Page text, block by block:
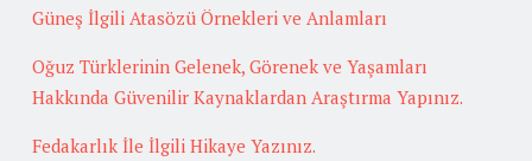
Güneş İlgili Atasözü Örnekleri ve Anlamları
Oğuz Türklerinin Gelenek, Görenek ve Yaşamları
Hakkında Güvenilir Kaynaklardan Araştırma Yapınız.
Fedakarlık İle İlgili Hikaye Yazınız.